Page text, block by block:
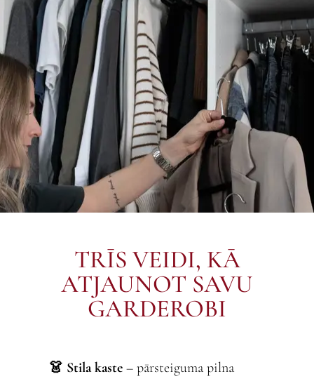
TRĪS VEIDI, KĀ
ATJAUNOT SAVU
GARDEROBI
👗 Stila kaste – pārsteiguma pilna